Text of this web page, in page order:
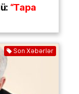
“Tapa
Son Xəbərlər